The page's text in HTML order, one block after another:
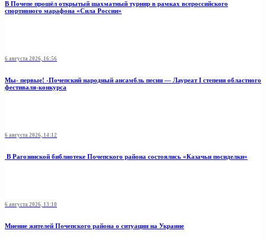
В Почепе прошёл открытый шахматный турнир в рамках всероссийского
спортивного марафона «Сила России»
6 августа 2026, 16:56
Мы- первые! -Почепский народный ансамбль песни — Лауреат I степени областного
фестиваля-конкурса
6 августа 2026, 14:12
В Рагозинской библиотеке Почепского района состоялись «Казачьи посиделки»
6 августа 2026, 13:10
Мнение жителей Почепского района о ситуации на Украине